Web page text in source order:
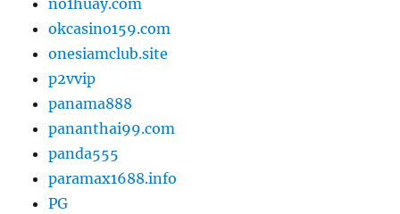
no1huay.com
okcasino159.com
onesiamclub.site
p2vvip
panama888
pananthai99.com
panda555
paramax1688.info
PG